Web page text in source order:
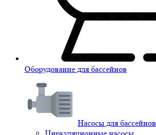
Оборудование для бассейнов
Насосы для бассейнов